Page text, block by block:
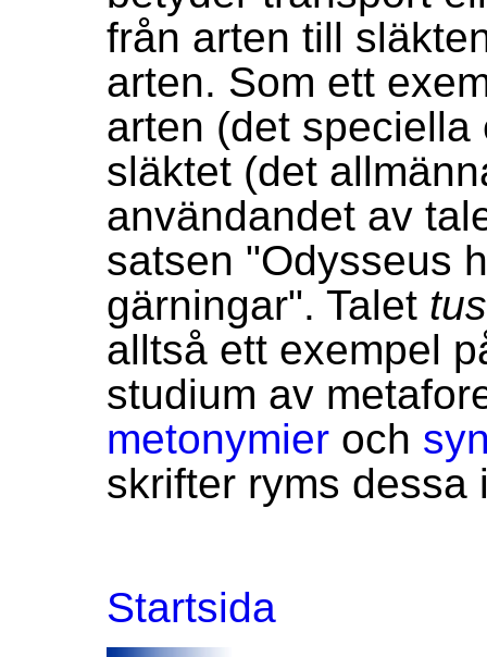
från arten till
arten. Som ett
arten (det
släktet (det
användandet av
satsen "Odysseus
gärningar". Talet
alltså ett exempel
studium av
metonymier och
skrifter ryms
Startsida